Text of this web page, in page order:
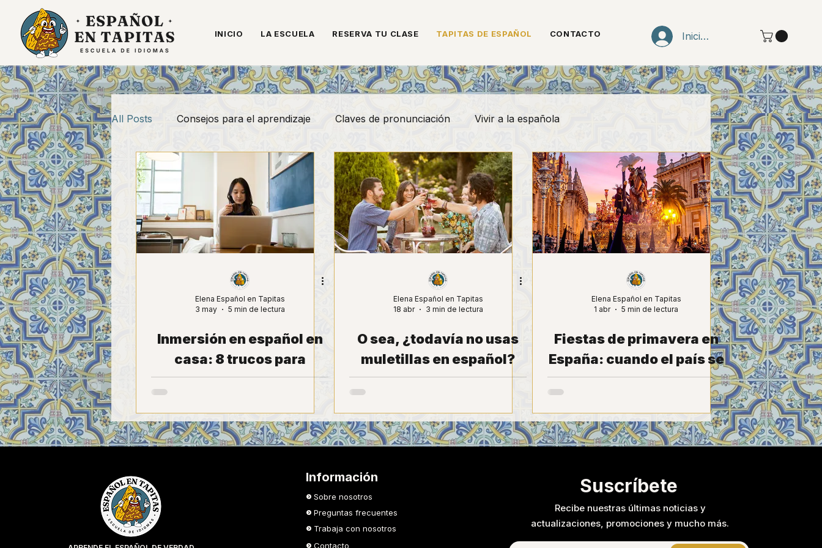
INICIO LA ESCUELA RESERVA TU CLASE TAPITAS DE ESPAÑOL CONTACTO Iniciar sesión
All Posts Consejos para el aprendizaje Claves de pronunciación Vivir a la española
Gramática sin dramas Recomendaciones de ocio Expresiones y vocabulario
Elena Español en Tapitas
3 may
5 min de lectura
Inmersión en español en
casa: 8 trucos para
sumergirte sin hacer la
Elena Español en Tapitas
18 abr
3 min de lectura
O sea, ¿todavía no usas
muletillas en español?
Bienvenido al club de los
que no suenan a libro de
texto
Elena Español en Tapitas
1 abr
5 min de lectura
Fiestas de primavera en
España: cuando el país se
viene arriba
Información
Sobre nosotros
Preguntas frecuentes
Trabaja con nosotros
Contacto
Suscríbete
Recibe nuestras últimas noticias y
actualizaciones, promociones y mucho más.